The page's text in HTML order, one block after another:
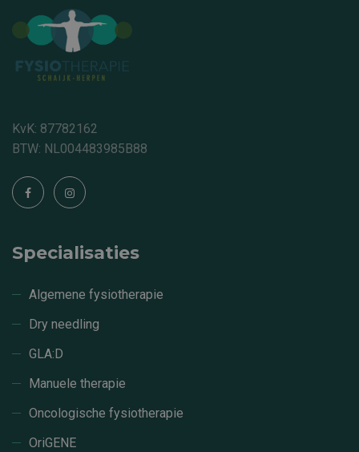
KvK: 87782162
BTW: NL004483985B88
Specialisaties
Algemene fysiotherapie
Dry needling
GLA:D
Manuele therapie
Oncologische fysiotherapie
OriGENE